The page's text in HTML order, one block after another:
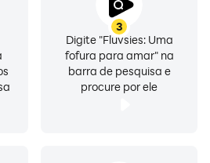
3
Digite "Fluvsies: Uma
fofura para amar" na
barra de pesquisa e
procure por ele